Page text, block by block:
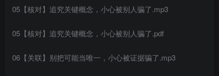
05【核对】追究关键概念，小心被别人骗了.mp3
05【核对】追究关键概念，小心被别人骗了.pdf
06【关联】别把可能当唯一，小心被证据骗了.mp3